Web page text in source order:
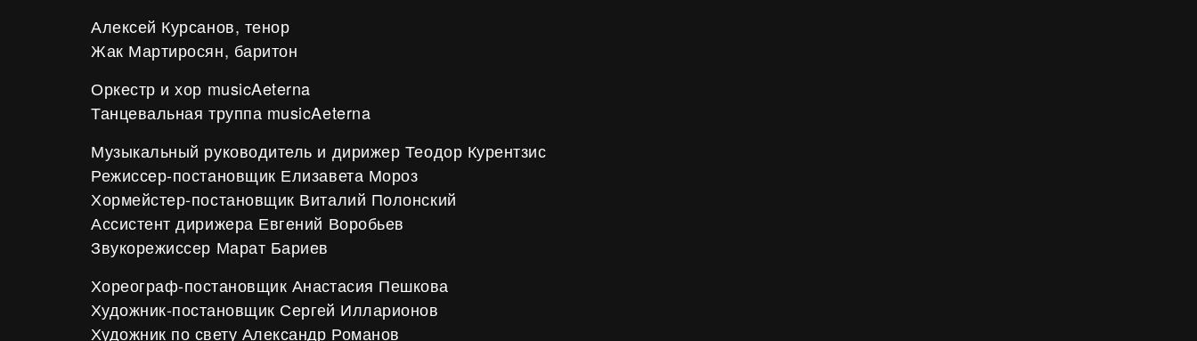
Алексей Курсанов, тенор
Жак Мартиросян, баритон
Оркестр и хор musicAeterna
Танцевальная труппа musicAeterna
Музыкальный руководитель и дирижер Теодор Курентзис
Режиссер-постановщик Елизавета Мороз
Хормейстер-постановщик Виталий Полонский
Ассистент дирижера Евгений Воробьев
Звукорежиссер Марат Бариев
Хореограф-постановщик Анастасия Пешкова
Художник-постановщик Сергей Илларионов
Художник по свету Александр Романов